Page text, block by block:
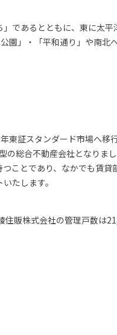
であるとともに、東に太
園」・「平和通り」や南
東証スタンダード市場へ
総合不動産会社となりま
ことであり、なかでも賃
たします。
販株式会社の管理戸数は